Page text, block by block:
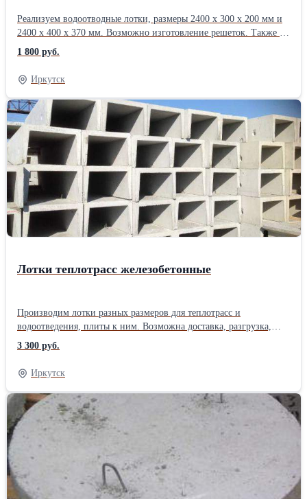
Реализуем водоотводные лотки, размеры 2400 х 300 х 200 мм и
2400 х 400 х 370 мм. Возможно изготовление решеток. Также в
наличии лотки для теплотрасс Л 4-7/2, Л 4-8/2, Л 5-8/2, Л 6-8/2,
Л 7-8/2 и плиты перекрытия лотков теплотрасс П 5-8/2 и П 8-8/2.
Доставка, разгрузка, установка.Производитель: Собственное
производство
1 800 руб.
Иркутск
Лотки теплотрасс железобетонные
Производим лотки разных размеров для теплотрасс и
водоотведения, плиты к ним. Возможна доставка, разгрузка,
монтаж. Лоток Л 2-7 водоотводный 2400х300х200 Лоток Л 3-7
водоотводный 2400х400х370 Лоток 2-8/2у (В15) 2690х570х360
Лоток 2-15/2у (В25) 2690х570х360 Лоток Л 4-7/2 2700х500х480
Лоток Л 4-8/2 2980х780х530 Лоток Л 4Д-8 1490х780х530 Лоток
Л 5-8/2 2980х780х680 Лоток Л 6Д-5 720х1160х530 Лоток Л 6-8/2
2980х1160х530 Лоток Л 7-8/2 2980х1160х680 Лоток Л 7Д-5
720х1160х680 Лоток ЛК 270.60.45-2 2690х580х430 Лоток ЛК
270.60.60-2 2690х580х580 Лоток ЛК 270.50.50 2690х490х470
Лоток ЛК 270.50.35 2690х490х350 Плита 5-8/2 к лотку Л 4-8/2,
1480х1160х100 Плита 5Д-8к лотку Л 4-8/2, Л 5-8/2 740х780х100
Плита 8Д-8к лотку Л 6-8/2, Л 7-8/2 740х1160х100Производитель:
3 300 руб.
Иркутск